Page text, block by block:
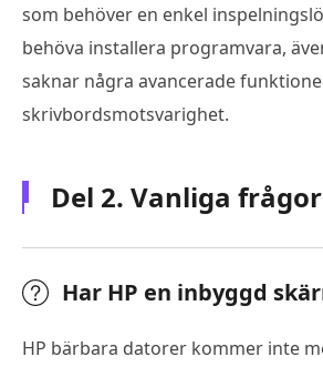
som behöver en enkel
behöva installera programvara,
saknar några avancerade
skrivbordsmotsvarighet.
Del 2. Vanliga frågor
Har HP en inbyggd
HP bärbara datorer kommer inte